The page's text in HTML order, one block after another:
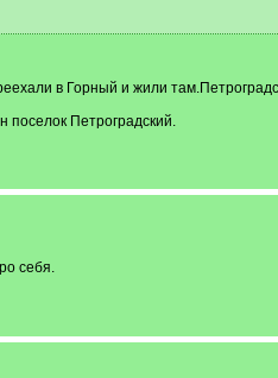
в Горный и жили
Петроградский.
себя.